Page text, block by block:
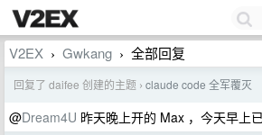
V2EX › Gwkang › 全部回复
回复了 daifee 创建的主题 › claude code 全军覆灭
@Dream4U 昨天晚上开的 Max ，今天早上